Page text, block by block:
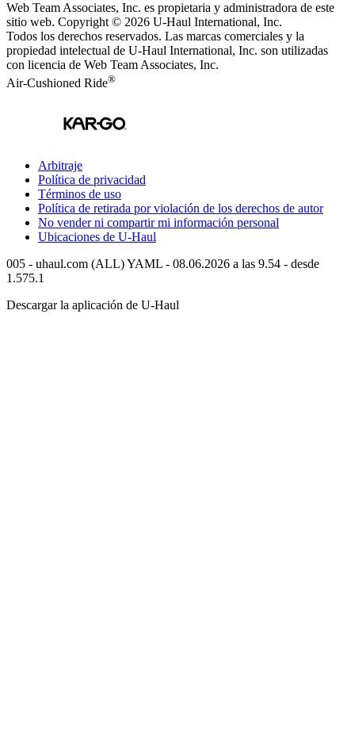
Web Team Associates, Inc. es propietaria y administradora de este
sitio web. Copyright © 2026 U-Haul International, Inc.
Todos los derechos reservados. Las marcas comerciales y la
propiedad intelectual de U-Haul International, Inc. son utilizadas
con licencia de Web Team Associates, Inc.
Air-Cushioned Ride®
Arbitraje
Política de privacidad
Términos de uso
Política de retirada por violación de los derechos de autor
No vender ni compartir mi información personal
Ubicaciones de U-Haul
005 - uhaul.com (ALL) YAML - 08.06.2026 a las 9.54 - desde
1.575.1
Descargar la aplicación de U-Haul